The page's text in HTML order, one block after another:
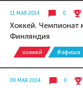
11 МАЯ 2014 0
Хоккей. Чемпионат
Финляндия
хоккей #афиша
09 МАЯ 2014 0